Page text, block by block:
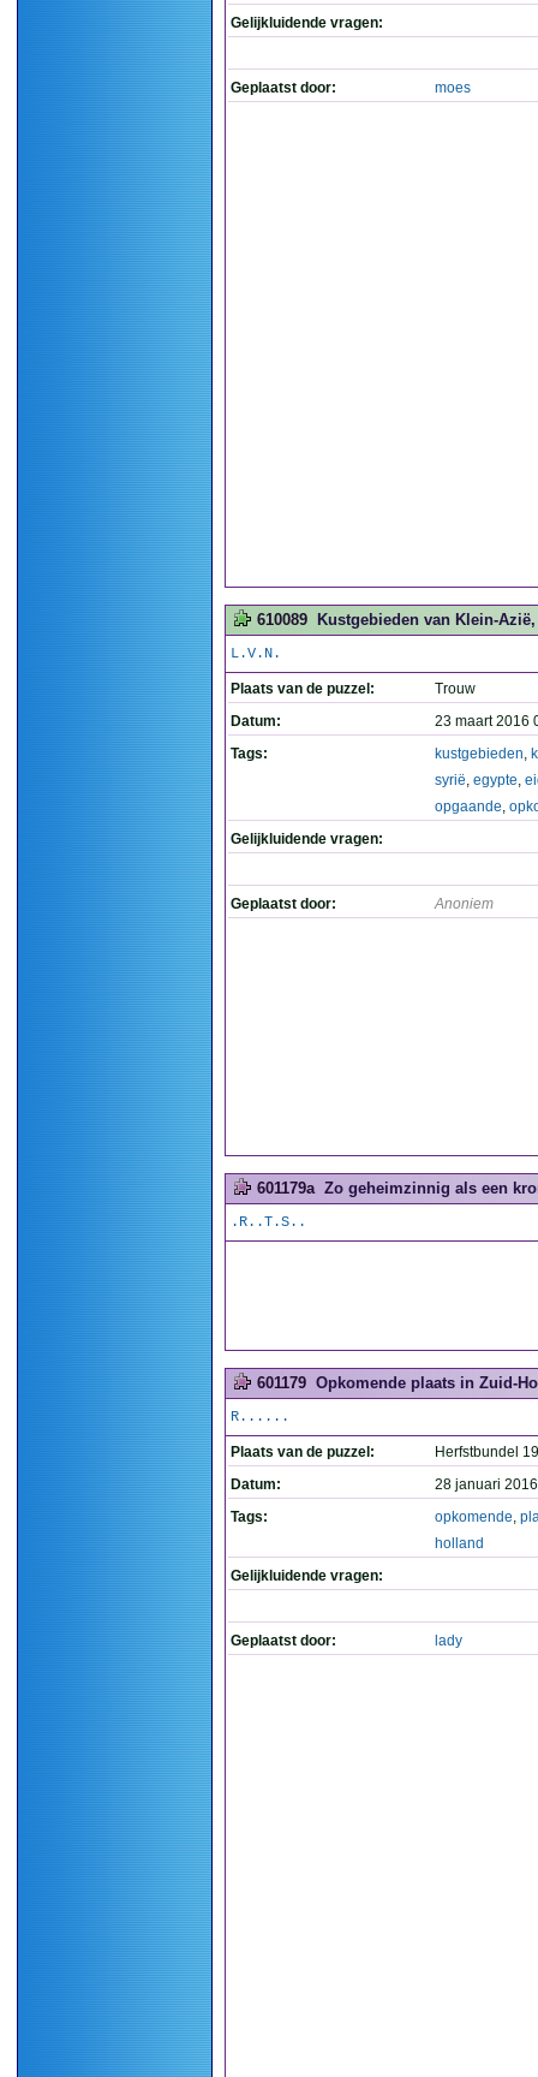
Gelijkluidende vragen:
Geplaatst door: moes
610089 Kustgebieden van Klein-
L.V.N.
Plaats van de puzzel:
Trouw
Datum:
23 maart 2016
Tags:
kustgebieden,
syrië, egypte,
opgaande,
Gelijkluidende vragen:
Geplaatst door: Anoniem
601179a Zo geheimzinnig als een
.R..T.S..
601179 Opkomende plaats in Zuid-
R......
Plaats van de puzzel:
Herfstbundel
Datum:
28 januari
Tags:
opkomende,
holland
Gelijkluidende vragen:
Geplaatst door: lady